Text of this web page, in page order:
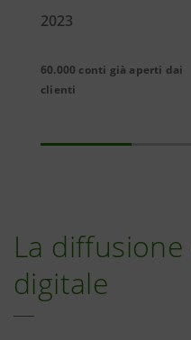
2023
60.000 conti già aperti dai
clienti
La
digitale